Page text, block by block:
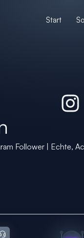
Start
Follower | Echte,